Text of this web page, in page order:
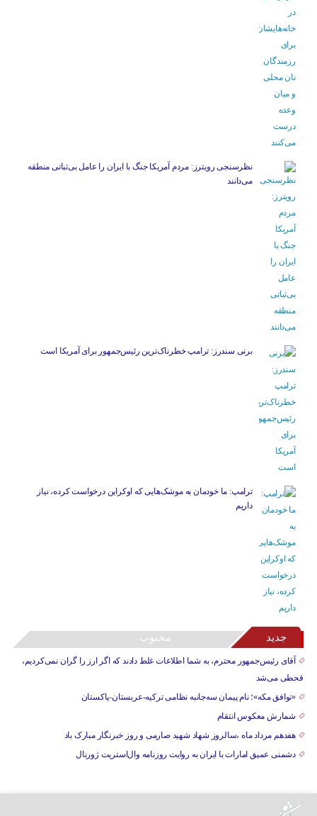
نظرسنجی رویترز: مردم آمریکا جنگ با ایران را عامل بی‌ثباتی منطقه
می‌دانند
برنی سندرز: ترامپ خطرناک‌ترین رئیس‌جمهور برای آمریکا است
ترامپ: ما خودمان به موشک‌هایی که اوکراین درخواست کرده، نیاز
داریم
جدید محبوب
آقای رئیس‌جمهور محترم، به شما اطلاعات غلط دادند که اگر ارز را گران نمی‌کردیم،
قحطی می‌شد
«توافق مکه»؛ نام پیمان سه‌جانبه نظامی ترکیه-عربستان-پاکستان
شمارش معکوس انتقام
هفدهم مرداد ماه ،سالروز شهاد شهید صارمی و روز خبرنگار مبارک باد
دشمنی عمیق امارات با ایران به روایت روزنامه وال‌استریت ژورنال